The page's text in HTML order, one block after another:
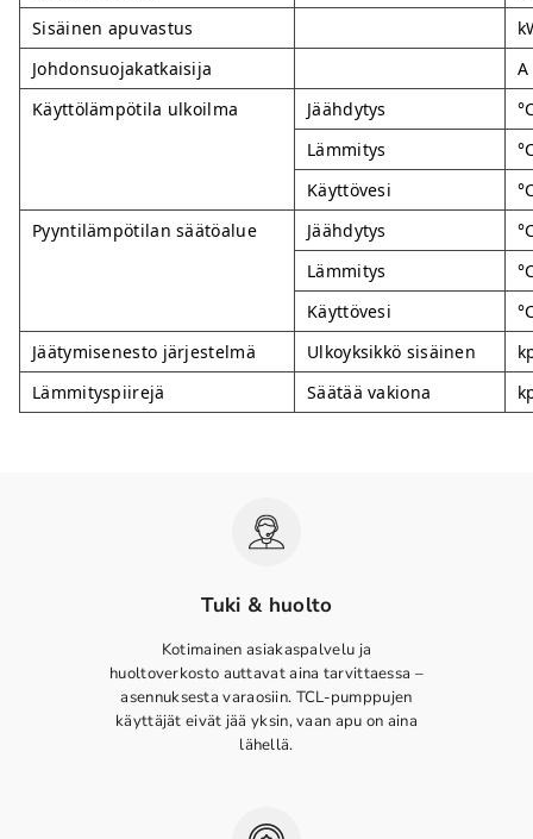
Sisäinen apuvastus
Johdonsuojakatkaisija
A
Käyttölämpötila ulkoilma
Jäähdytys
Lämmitys
Käyttövesi
Pyyntilämpötilan säätöalue
Jäähdytys
Lämmitys
Käyttövesi
Jäätymisenesto järjestelmä
Ulkoyksikkö sisäinen
Lämmityspiirejä
Säätää vakiona
Tuki & huolto
Kotimainen asiakaspalvelu ja
huoltoverkosto auttavat aina tarvittaessa –
asennuksesta varaosiin. TCL-pumppujen
käyttäjät eivät jää yksin, vaan apu on aina
lähellä.